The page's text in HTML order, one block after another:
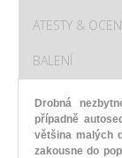
ATESTY &
BALENÍ
Drobná
případně
většina malých
zakousne do